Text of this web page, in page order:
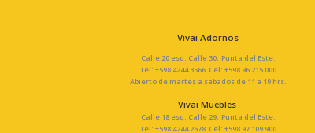
Vivai Adornos
Calle 20 esq. Calle 30, Punta del Este.
Tel: +598 4244 3566 Cel: +598 96 215 000
Abierto de martes a sabados de 11 a 19 hrs.
Vivai Muebles
Calle 18 esq. Calle 29, Punta del Este.
Tel: +598 4244 2678 Cel: +598 97 109 900